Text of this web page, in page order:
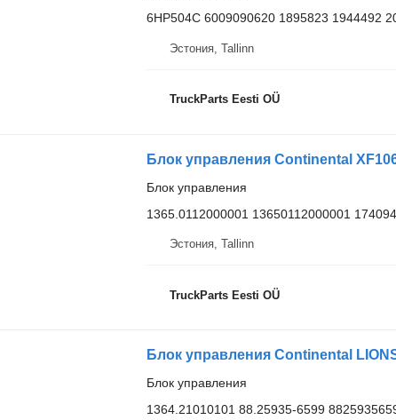
6HP504C 6009090620 1895823 1944492
Эстония, Tallinn
TruckParts Eesti OÜ
Блок управления
1365.0112000001 13650112000001
Эстония, Tallinn
TruckParts Eesti OÜ
Блок управления
1364.21010101 88.25935-6599